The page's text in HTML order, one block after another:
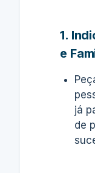
1.
e
já
de